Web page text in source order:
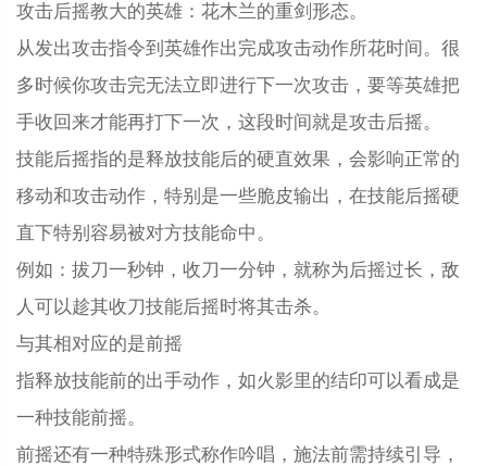
攻击后摇教大的英雄：花木兰的重剑形态。
从发出攻击指令到英雄作出完成攻击动作所花时间。很
多时候你攻击完无法立即进行下一次攻击，要等英雄把
手收回来才能再打下一次，这段时间就是攻击后摇。
技能后摇指的是释放技能后的硬直效果，会影响正常的
移动和攻击动作，特别是一些脆皮输出，在技能后摇硬
直下特别容易被对方技能命中。
例如：拔刀一秒钟，收刀一分钟，就称为后摇过长，敌
人可以趁其收刀技能后摇时将其击杀。
与其相对应的是前摇
指释放技能前的出手动作，如火影里的结印可以看成是
一种技能前摇。
前摇还有一种特殊形式称作吟唱，施法前需持续引导，